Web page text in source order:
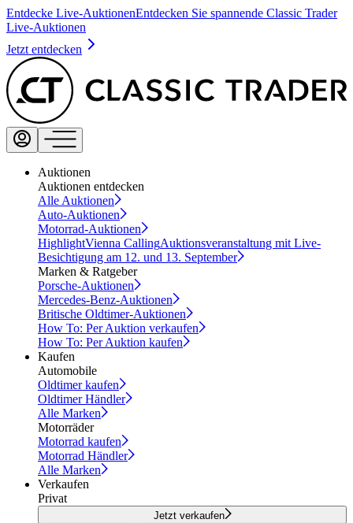
Entdecke Live-AuktionenEntdecken Sie spannende Classic Trader
Live-Auktionen
Jetzt entdecken
Auktionen
Auktionen entdecken
Alle Auktionen
Auto-Auktionen
Motorrad-Auktionen
HighlightVienna CallingAuktionsveranstaltung mit Live-
Besichtigung am 12. und 13. September
Marken & Ratgeber
Porsche-Auktionen
Mercedes-Benz-Auktionen
Britische Oldtimer-Auktionen
How To: Per Auktion verkaufen
How To: Per Auktion kaufen
Kaufen
Automobile
Oldtimer kaufen
Oldtimer Händler
Alle Marken
Motorräder
Motorrad kaufen
Motorrad Händler
Alle Marken
Verkaufen
Privat
Jetzt verkaufen